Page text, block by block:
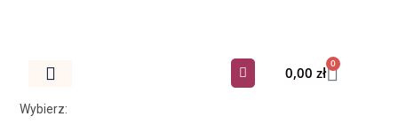
0,00 zł
0
Wybierz: